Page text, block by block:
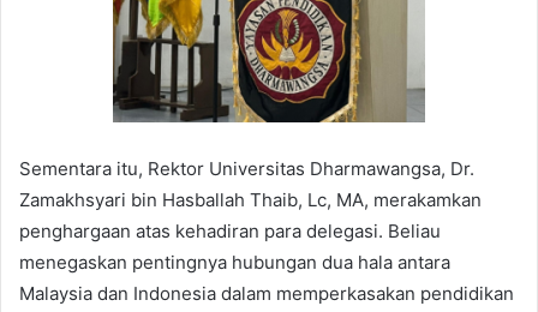
Sementara itu, Rektor Universitas Dharmawangsa, Dr.
Zamakhsyari bin Hasballah Thaib, Lc, MA, merakamkan
penghargaan atas kehadiran para delegasi. Beliau
menegaskan pentingnya hubungan dua hala antara
Malaysia dan Indonesia dalam memperkasakan pendidikan